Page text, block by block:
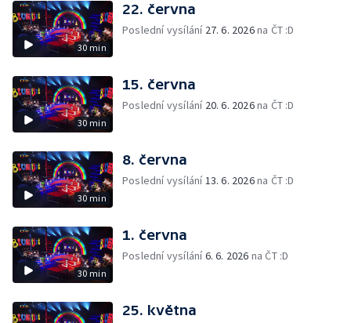
30 min
22. června
Poslední vysílání 27. 6. 2026na ČT :D
30 min
15. června
Poslední vysílání 20. 6. 2026na ČT :D
30 min
8. června
Poslední vysílání13. 6. 2026na ČT :D
30 min
1. června
Poslední vysílání6. 6. 2026 na ČT :D
25. května